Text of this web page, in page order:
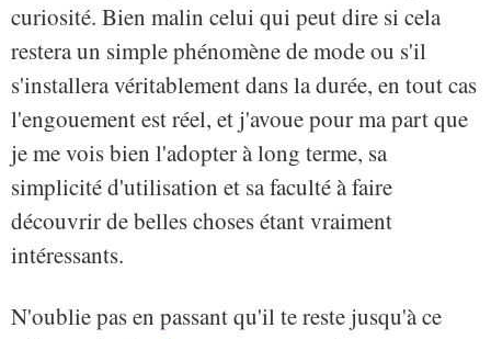
curiosité. Bien malin celui qui peut dire si cela
restera un simple phénomène de mode ou s'il
s'installera véritablement dans la durée, en tout cas
l'engouement est réel, et j'avoue pour ma part que
je me vois bien l'adopter à long terme, sa
simplicité d'utilisation et sa faculté à faire
découvrir de belles choses étant vraiment
intéressants.
N'oublie pas en passant qu'il te reste jusqu'à ce